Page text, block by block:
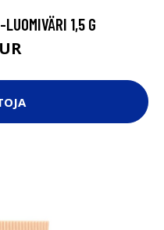
1,5 G